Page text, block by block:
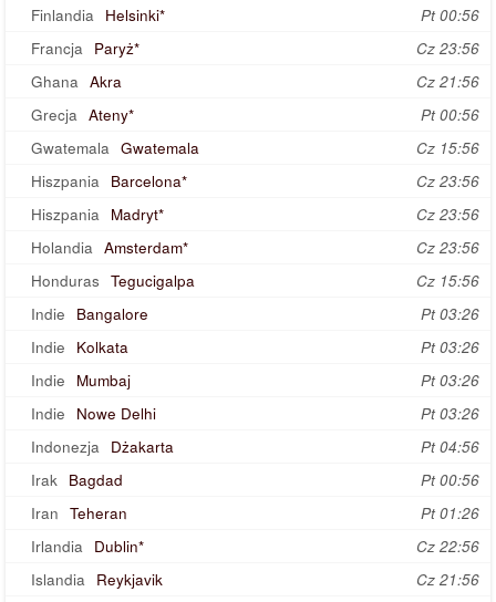
Finlandia Helsinki*
Pt 00:56
Francja Paryż*
Cz 23:56
Ghana Akra
Cz 21:56
Grecja Ateny*
Pt 00:56
Gwatemala Gwatemala
Cz 15:56
Hiszpania Barcelona*
Cz 23:56
Hiszpania Madryt*
Cz 23:56
Holandia Amsterdam*
Cz 23:56
Honduras Tegucigalpa
Cz 15:56
Indie
Bangalore
Pt 03:26
Indie
Kolkata
Pt 03:26
Indie
Mumbaj
Pt 03:26
Indie
Nowe Delhi
Pt 03:26
Indonezja Dżakarta
Pt 04:56
Irak Bagdad
Pt 00:56
Iran Teheran
Pt 01:26
Irlandia Dublin*
Cz 22:56
Islandia Reykjavik Cz 21:56